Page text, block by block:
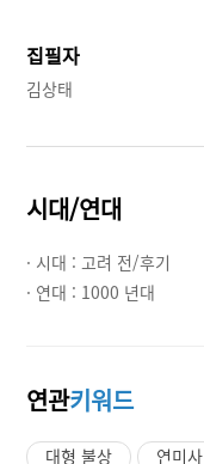
집필자
김상태
시대/연대
· 시대 : 고려 전/후기
· 연대 : 1000 년대
연관키워드
대형 불상 연미사